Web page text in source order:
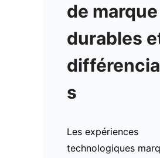
de marque
durables
s
Les expériences
technologiques